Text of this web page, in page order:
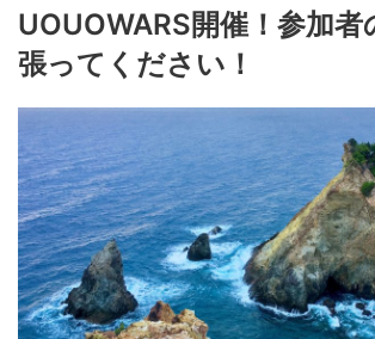
UOUOWARS開催！参加者
張ってください！